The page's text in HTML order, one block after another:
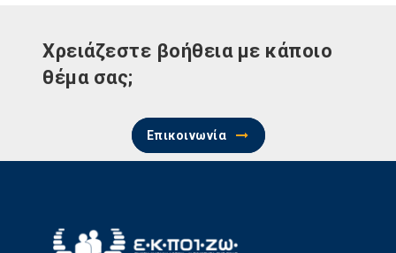
Χρειάζεστε βοήθεια με κάποιο
θέμα σας;
Επικοινωνία